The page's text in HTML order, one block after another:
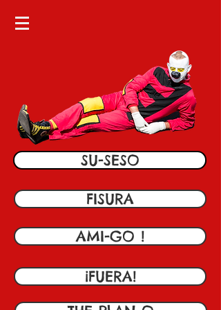
SU-SESO
FISURA
AMI-GO !
¡FUERA!